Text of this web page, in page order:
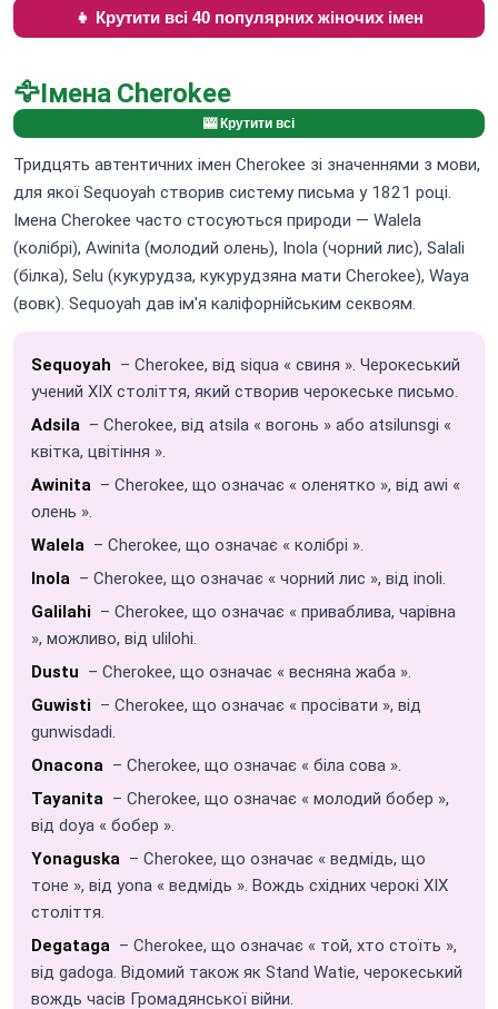
👧 Крутити всі 40 популярних жіночих імен
🦅Імена Cherokee
🎰 Крутити всі
Тридцять автентичних імен Cherokee зі значеннями з мови,
для якої Sequoyah створив систему письма у 1821 році.
Імена Cherokee часто стосуються природи — Walela
(колібрі), Awinita (молодий олень), Inola (чорний лис), Salali
(білка), Selu (кукурудза, кукурудзяна мати Cherokee), Waya
(вовк). Sequoyah дав ім'я каліфорнійським секвоям.
Sequoyah – Cherokee, від siqua « свиня ». Черокеський
учений XIX століття, який створив черокеське письмо.
Adsila – Cherokee, від atsila « вогонь » або atsilunsgi «
квітка, цвітіння ».
Awinita – Cherokee, що означає « оленятко », від awi «
олень ».
Walela – Cherokee, що означає « колібрі ».
Inola – Cherokee, що означає « чорний лис », від inoli.
Galilahi – Cherokee, що означає « приваблива, чарівна
», можливо, від ulilohi.
Dustu – Cherokee, що означає « весняна жаба ».
Guwisti – Cherokee, що означає « просівати », від
gunwisdadi.
Onacona – Cherokee, що означає « біла сова ».
Tayanita – Cherokee, що означає « молодий бобер »,
від doya « бобер ».
Yonaguska – Cherokee, що означає « ведмідь, що
тоне », від yona « ведмідь ». Вождь східних черокі XIX
століття.
Degataga – Cherokee, що означає « той, хто стоїть »,
від gadoga. Відомий також як Stand Watie, черокеський
вождь часів Громадянської війни.